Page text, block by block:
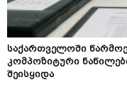
საქართველოში
კომპოზიტური
შეისყიდა